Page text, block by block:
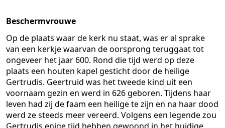
Beschermvrouwe
Op de plaats waar de kerk nu staat, was er al sprake
van een kerkje waarvan de oorsprong teruggaat tot
ongeveer het jaar 600. Rond die tijd werd op deze
plaats een houten kapel gesticht door de heilige
Gertrudis. Geertruid was het tweede kind uit een
voornaam gezin en werd in 626 geboren. Tijdens haar
leven had zij de faam een heilige te zijn en na haar dood
werd ze steeds meer vereerd. Volgens een legende zou